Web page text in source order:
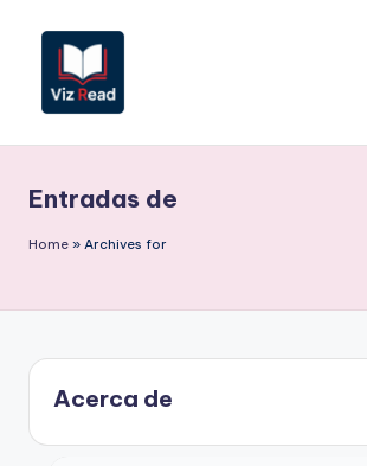
contenido
R
e
S
p
a
Entradas de
Home » Archives for
Acerca de